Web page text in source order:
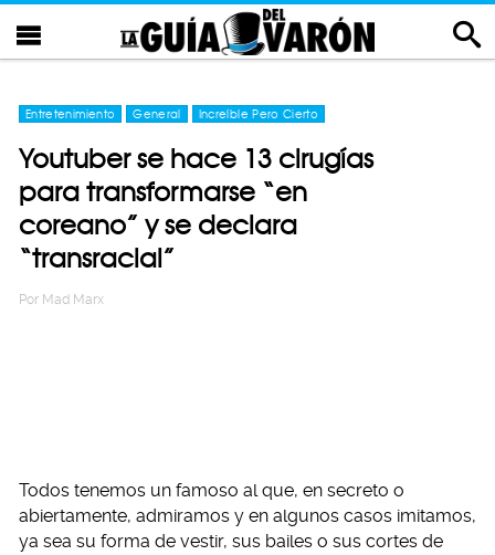
Entretenimiento General Increíble Pero Cierto
Youtuber se hace 13 cirugías
para transformarse “en
coreano” y se declara
“transracial”
Por Mad Marx
Todos tenemos un famoso al que, en secreto o
abiertamente, admiramos y en algunos casos imitamos,
ya sea su forma de vestir, sus bailes o sus cortes de